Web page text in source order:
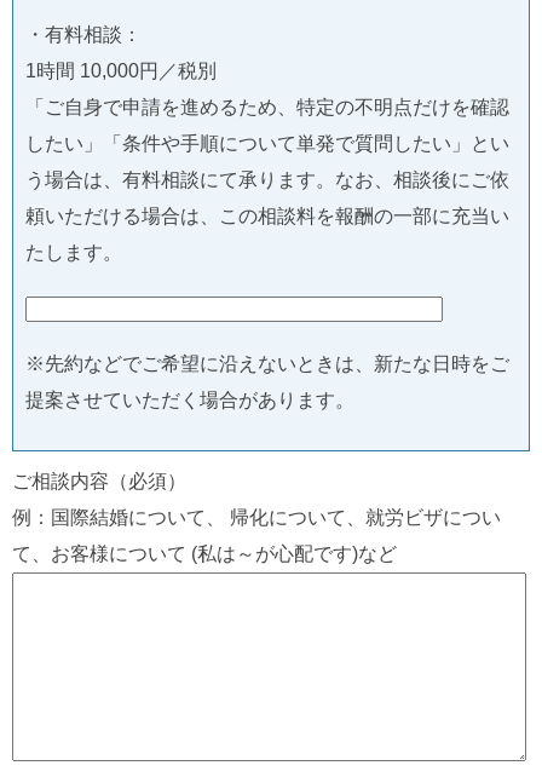
・有料相談：
1時間 10,000円／税別
「ご自身で申請を進めるため、特定の不明点だけを確認
したい」「条件や手順について単発で質問したい」とい
う場合は、有料相談にて承ります。なお、相談後にご依
頼いただける場合は、この相談料を報酬の一部に充当い
たします。
※先約などでご希望に沿えないときは、新たな日時をご
提案させていただく場合があります。
ご相談内容（必須）
例：国際結婚について、 帰化について、就労ビザについ
て、お客様について (私は～が心配です)など